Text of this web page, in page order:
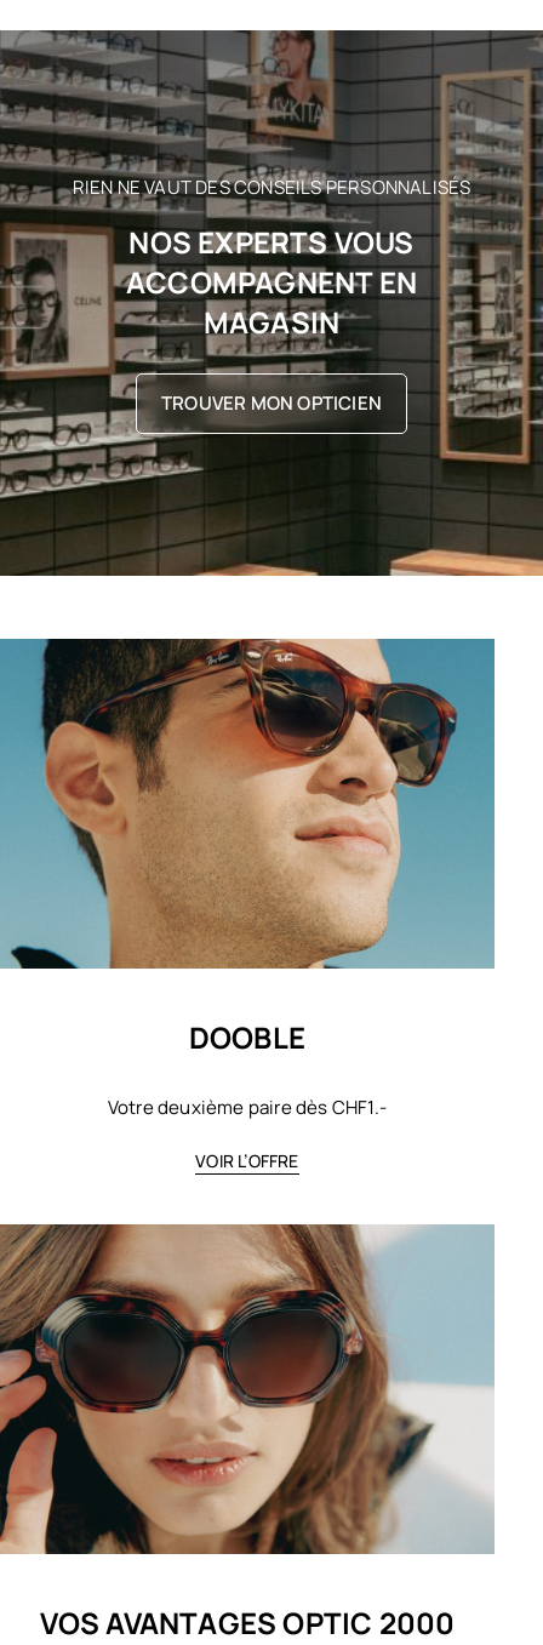
RIEN NE VAUT DES CONSEILS PERSONNALISÉS
NOS EXPERTS VOUS
ACCOMPAGNENT EN
MAGASIN
TROUVER MON OPTICIEN
DOOBLE
Votre deuxième paire dès CHF1.-
VOIR L’OFFRE
VOS AVANTAGES OPTIC 2000